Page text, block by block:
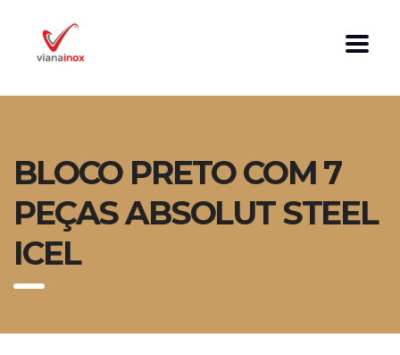
BLOCO PRETO COM 7
PEÇAS ABSOLUT STEEL
ICEL